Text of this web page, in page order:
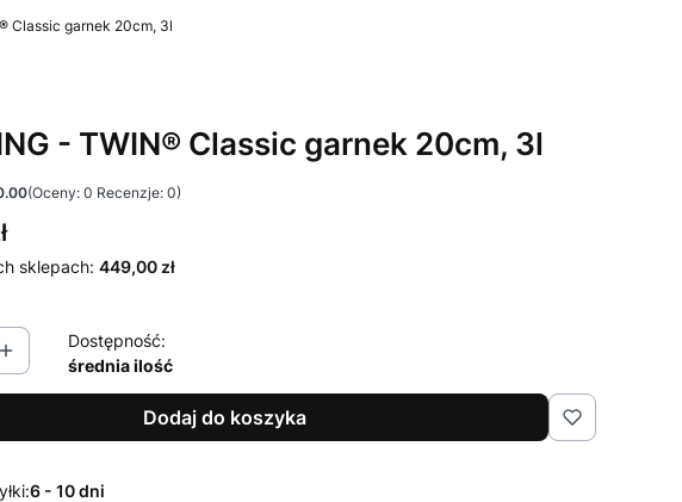
Classic garnek 20cm, 3l
- TWIN® Classic garnek 20cm, 3l
(Oceny: 0 Recenzje: 0)
sklepach: 449,00 zł
Dostępność:
średnia ilość
Dodaj do koszyka
6 - 10 dni